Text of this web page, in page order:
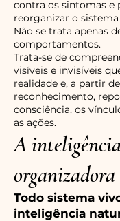
contra os sintomas e
reorganizar o
Não se trata apenas
comportamentos.
Trata-se de
visíveis e invisíveis
realidade e, a partir
reconhecimento,
consciência, os
as ações.
A
Todo sistema
inteligência